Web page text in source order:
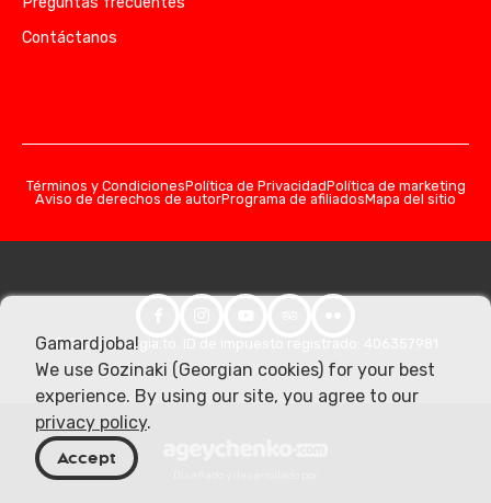
Contáctanos
Términos y CondicionesPolítica de PrivacidadPolítica de marketing
Aviso de derechos de autorPrograma de afiliadosMapa del sitio
© 2026 Georgia.to. ID de impuesto registrado: 406357981
Gamardjoba!
We use Gozinaki (Georgian cookies) for your best
experience. By using our site, you agree to our
privacy policy.
Accept